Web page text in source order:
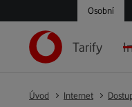
Osobní
Tarify
Úvod Internet